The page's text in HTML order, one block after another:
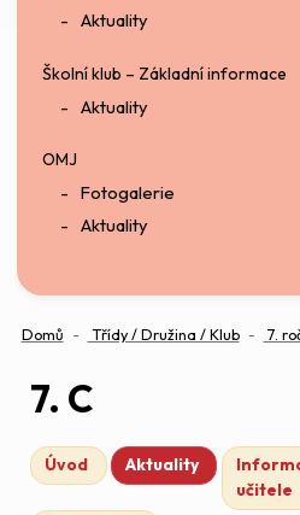
Aktuality
Školní klub – Základní informace
Aktuality
OMJ
Fotogalerie
Aktuality
Domů Třídy / Družina / Klub 7.
7. C
Úvod Aktuality
učitele